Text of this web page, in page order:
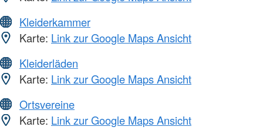
Kleiderkammer
Karte: Link zur Google Maps Ansicht
Kleiderläden
Karte: Link zur Google Maps Ansicht
Ortsvereine
Karte: Link zur Google Maps Ansicht